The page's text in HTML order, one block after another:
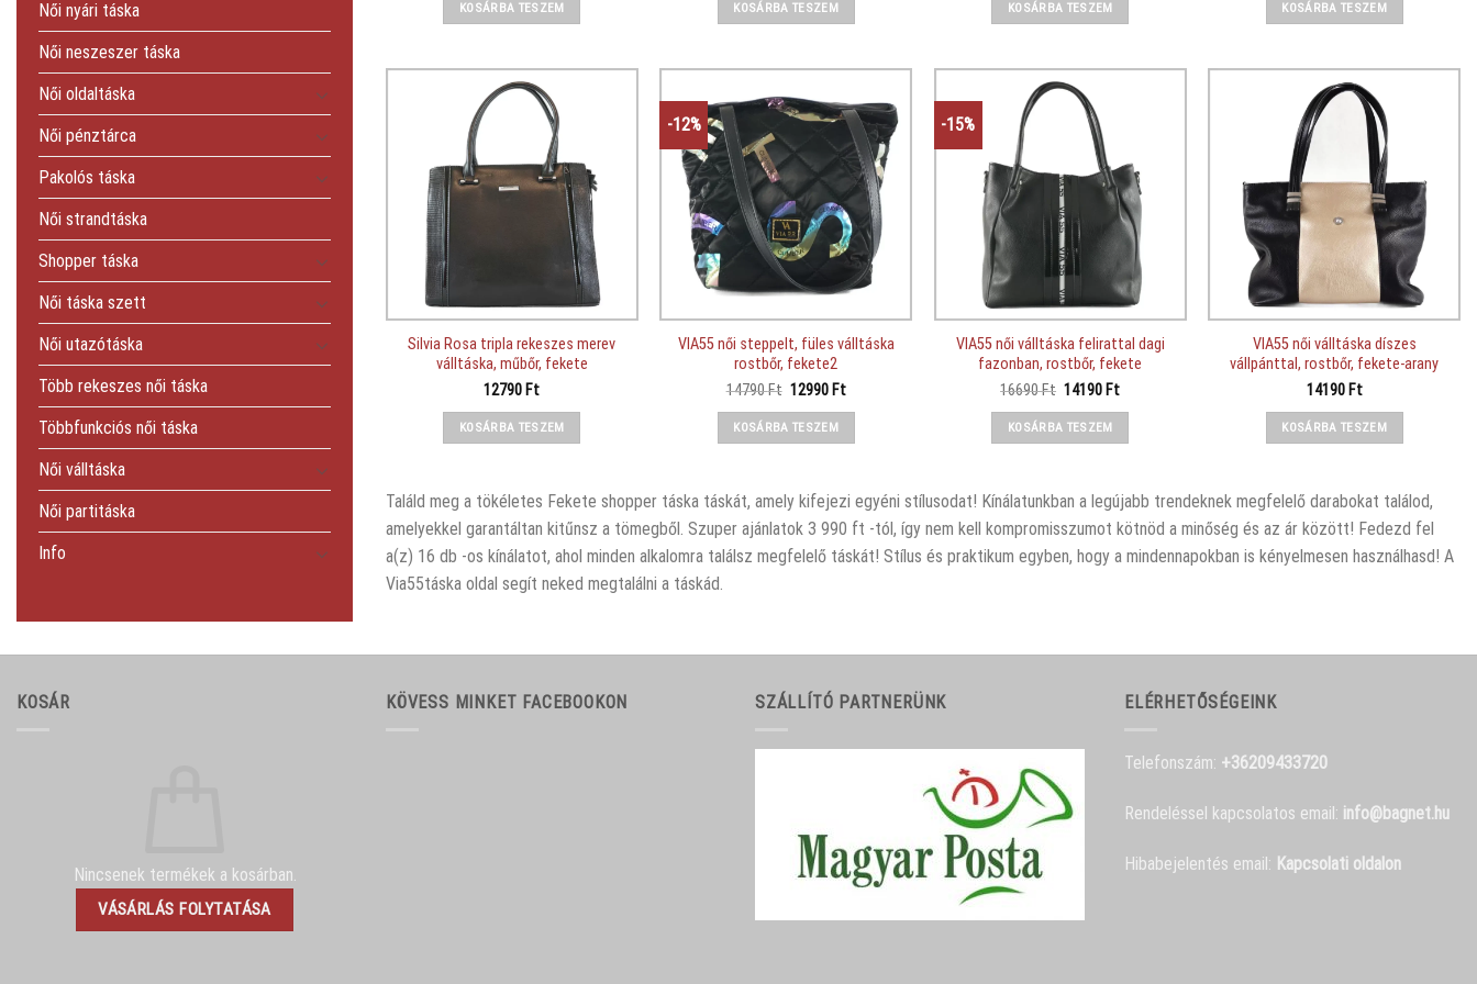
Női nyári táska
Női neszeszer táska
Női oldaltáska
Női pénztárca
Pakolós táska
Női strandtáska
Shopper táska
Női táska szett
Női utazótáska
Több rekeszes női táska
Többfunkciós női táska
Női válltáska
Női partitáska
Info
KOSÁRBA TESZEM
13690 Ft.
KOSÁRBA TESZEM
13690 Ft.
KOSÁRBA TESZEM
13690 Ft.
KOSÁRBA TESZEM
Silvia Rosa tripla rekeszes merev
válltáska, műbőr, fekete
12790 Ft
KOSÁRBA TESZEM
-12%
VIA55 női steppelt, füles válltáska
rostbőr, fekete2
14790Ft Original
was:
14790 Ft.
12990 FtCurrent
KOSÁRBA TESZEM
-15%
VIA55 női válltáska felirattal dagi
fazonban, rostbőr, fekete
16690Ft Original
was:
16690 Ft.
14190 FtCurrent
KOSÁRBA TESZEM
VIA55 női válltáska díszes
vállpánttal, rostbőr, fekete-arany
14190 Ft
KOSÁRBA TESZEM
Találd meg a tökéletes Fekete shopper táska táskát, amely kifejezi egyéni stílusodat! Kínálatunkban a legújabb trendeknek megfelelő darabokat találod,
amelyekkel garantáltan kitűnsz a tömegből. Szuper ajánlatok 3 990 ft -tól, így nem kell kompromisszumot kötnöd a minőség és az ár között! Fedezd fel
a(z) 16 db -os kínálatot, ahol minden alkalomra találsz megfelelő táskát! Stílus és praktikum egyben, hogy a mindennapokban is kényelmesen használhasd! A
Via55táska oldal segít neked megtalálni a táskád.
KOSÁR
Nincsenek termékek a kosárban.
VÁSÁRLÁS FOLYTATÁSA
KÖVESS MINKET FACEBOOKON SZÁLLÍTÓ PARTNERÜNK ELÉRHETŐSÉGEINK
Telefonszám: +36209433720
Rendeléssel kapcsolatos email: info@bagnet.hu
Hibabejelentés email: Kapcsolati oldalon